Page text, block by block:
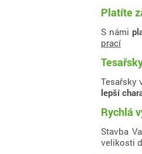
Platíte
S námi
prací
Tesařsky
lepší
Rychlá
Stavba
velikosti